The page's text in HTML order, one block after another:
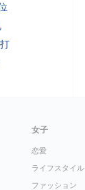
女子
恋愛
ライフスタイル
ファッション